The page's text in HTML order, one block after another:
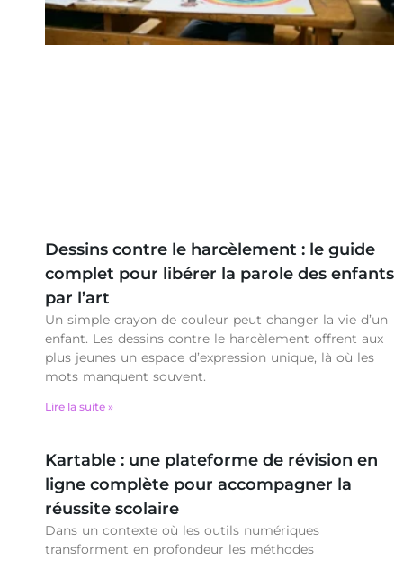
Dessins contre le harcèlement : le guide
complet pour libérer la parole des enfants
par l’art
Un simple crayon de couleur peut changer la vie d’un
enfant. Les dessins contre le harcèlement offrent aux
plus jeunes un espace d’expression unique, là où les
mots manquent souvent.
Lire la suite »
Kartable : une plateforme de révision en
ligne complète pour accompagner la
réussite scolaire
Dans un contexte où les outils numériques
transforment en profondeur les méthodes